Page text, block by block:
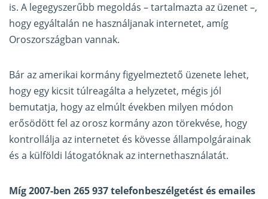
is. A legegyszerűbb megoldás – tartalmazta az üzenet –,
hogy egyáltalán ne használjanak internetet, amíg
Oroszországban vannak.
Bár az amerikai kormány figyelmeztető üzenete lehet,
hogy egy kicsit túlreagálta a helyzetet, mégis jól
bemutatja, hogy az elmúlt években milyen módon
erősödött fel az orosz kormány azon törekvése, hogy
kontrollálja az internetet és kövesse állampolgárainak
és a külföldi látogatóknak az internethasználatát.
Míg 2007-ben 265 937 telefonbeszélgetést és emailes